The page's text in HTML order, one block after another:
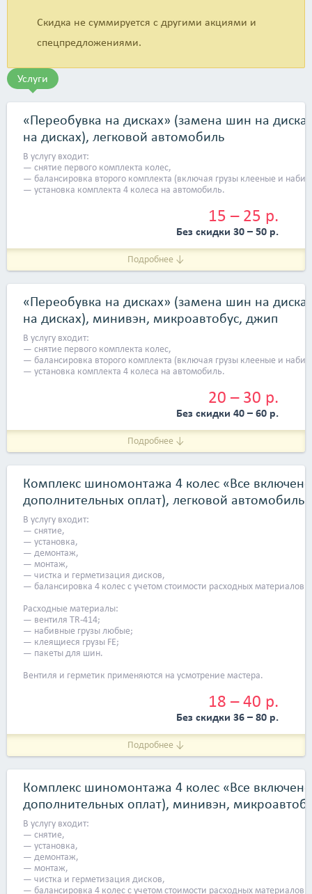
Скидка не суммируется с другими акциями и
спецпредложениями.
Услуги
«Переобувка на дисках» (замена шин на
на дисках), легковой автомобиль
В услугу входит:
— снятие первого комплекта колес,
— балансировка второго комплекта (включая грузы клееные и
— установка комплекта 4 колеса на автомобиль.
15 – 25 р.
Без скидки 30 – 50 р.
Подробнее ↓
«Переобувка на дисках» (замена шин на
на дисках), минивэн, микроавтобус, джип
В услугу входит:
— снятие первого комплекта колес,
— балансировка второго комплекта (включая грузы клееные и
— установка комплекта 4 колеса на автомобиль.
20 – 30 р.
Без скидки 40 – 60 р.
Подробнее ↓
Комплекс шиномонтажа 4 колес «Все
дополнительных оплат), легковой автомобиль
В услугу входит:
— снятие,
— установка,
— демонтаж,
— монтаж,
— чистка и герметизация дисков,
— балансировка 4 колес с учетом стоимости расходных материалов.
Расходные материалы:
— вентиля TR-414;
— набивные грузы любые;
— клеящиеся грузы FE;
— пакеты для шин.
Вентиля и герметик применяются на усмотрение мастера.
18 – 40 р.
Без скидки 36 – 80 р.
Подробнее ↓
Комплекс шиномонтажа 4 колес «Все
дополнительных оплат), минивэн,
В услугу входит:
— снятие,
— установка,
— демонтаж,
— монтаж,
— чистка и герметизация дисков,
— балансировка 4 колес с учетом стоимости расходных материалов.